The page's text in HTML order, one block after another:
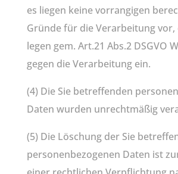
es liegen keine vorrangigen
Gründe für die Verarbeitung vor,
legen gem. Art.21 Abs.2 DSGVO
gegen die Verarbeitung ein.
(4) Die Sie betreffenden
Daten wurden unrechtmäßig
(5) Die Löschung der Sie
personenbezogenen Daten ist